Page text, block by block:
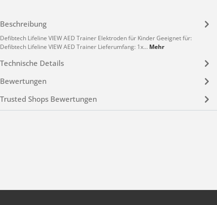
Beschreibung
Defibtech Lifeline VIEW AED Trainer Elektroden für Kinder Geeignet für:
Defibtech Lifeline VIEW AED Trainer Lieferumfang: 1x… Mehr
Technische Details
Bewertungen
Trusted Shops Bewertungen